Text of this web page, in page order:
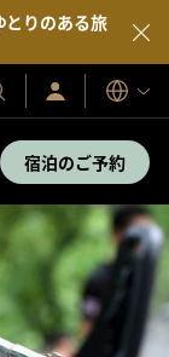
とりのある旅
サ
イ
ン
／
す
入
会
表
示
言
語
宿泊のご予約